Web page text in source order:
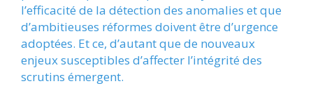
l’efficacité de la détection des anomalies et que
d’ambitieuses réformes doivent être d’urgence
adoptées. Et ce, d’autant que de nouveaux
enjeux susceptibles d’affecter l’intégrité des
scrutins émergent.